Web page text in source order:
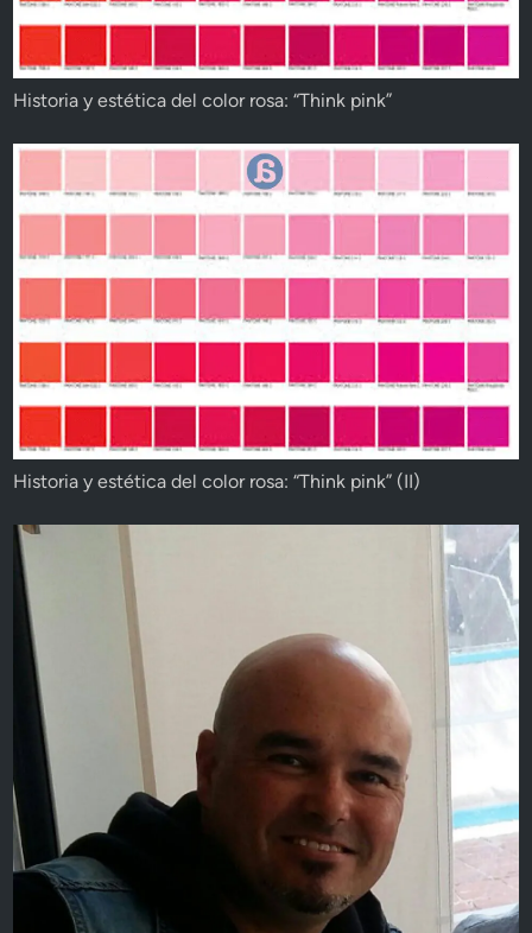
Historia y estética del color rosa: “Think pink”
Historia y estética del color rosa: “Think pink” (II)